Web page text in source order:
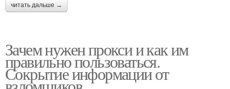
читать дальше →
Зачем нужен прокси и как им
правильно пользоваться.
Сокрытие информации от